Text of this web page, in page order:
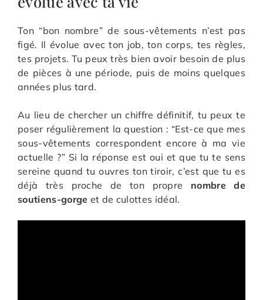
Ton “bon nombre” de sous-vêtements n’est pas
figé. Il évolue avec ton job, ton corps, tes règles,
tes projets. Tu peux très bien avoir besoin de plus
de pièces à une période, puis de moins quelques
années plus tard.
Au lieu de chercher un chiffre définitif, tu peux te
poser régulièrement la question : “Est-ce que mes
sous-vêtements correspondent encore à ma vie
actuelle ?” Si la réponse est oui et que tu te sens
sereine quand tu ouvres ton tiroir, c’est que tu es
déjà très proche de ton propre nombre de
soutiens-gorge et de culottes idéal.